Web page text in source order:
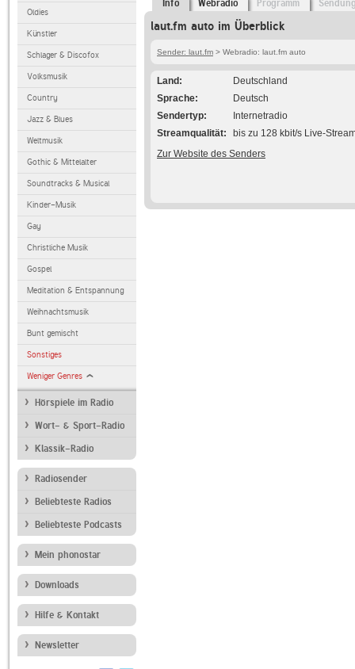
Oldies
Künstler
Schlager & Discofox
Volksmusik
Country
Jazz & Blues
Weltmusik
Gothic & Mittelalter
Soundtracks & Musical
Kinder-Musik
Gay
Christliche Musik
Gospel
Meditation & Entspannung
Weihnachtsmusik
Bunt gemischt
Sonstiges
Weniger Genres
Hörspiele im Radio
Wort- & Sport-Radio
Klassik-Radio
Radiosender
Beliebteste Radios
Beliebteste Podcasts
Mein phonostar
Downloads
Hilfe & Kontakt
Newsletter
Info Webradio Programm
laut.fm auto im Überblick
Sender: laut.fm > Webradio: laut.fm auto
Land
Deutschland
Sprache
Deutsch
Sendertyp
Internetradio
Streamqualität
bis zu 128 kbit/s Live-
Zur Website des Senders